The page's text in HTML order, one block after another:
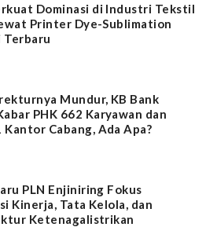
Dominasi di Industri Tekstil
Printer Dye-Sublimation
Terbaru
Mundur, KB Bank
PHK 662 Karyawan dan
Cabang, Ada Apa?
PLN Enjiniring Fokus
Kinerja, Tata Kelola, dan
Ketenagalistrikan